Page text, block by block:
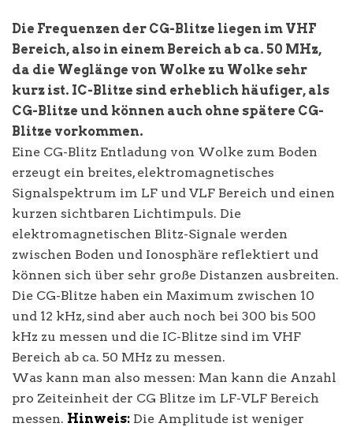
Die Frequenzen der CG-Blitze liegen im VHF
Bereich, also in einem Bereich ab ca. 50 MHz,
da die Weglänge von Wolke zu Wolke sehr
kurz ist. IC-Blitze sind erheblich häufiger, als
CG-Blitze und können auch ohne spätere CG-
Blitze vorkommen.
Eine CG-Blitz Entladung von Wolke zum Boden
erzeugt ein breites, elektromagnetisches
Signalspektrum im LF und VLF Bereich und einen
kurzen sichtbaren Lichtimpuls. Die
elektromagnetischen Blitz-Signale werden
zwischen Boden und Ionosphäre reflektiert und
können sich über sehr große Distanzen ausbreiten.
Die CG-Blitze haben ein Maximum zwischen 10
und 12 kHz, sind aber auch noch bei 300 bis 500
kHz zu messen und die IC-Blitze sind im VHF
Bereich ab ca. 50 MHz zu messen.
Was kann man also messen: Man kann die Anzahl
pro Zeiteinheit der CG Blitze im LF-VLF Bereich
messen. Hinweis: Die Amplitude ist weniger